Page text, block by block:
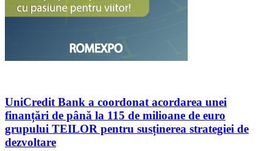
UniCredit Bank a coordonat acordarea unei
finanțări de până la 115 de milioane de euro
grupului TEILOR pentru susținerea strategiei de
dezvoltare